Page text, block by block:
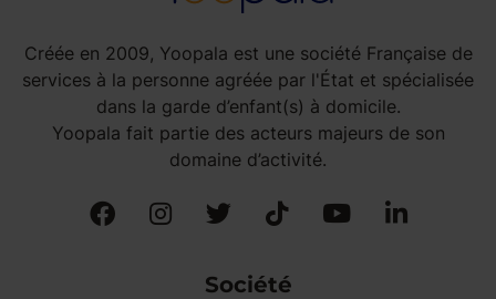
Créée en 2009, Yoopala est une société Française de
services à la personne agréée par l'État et spécialisée
dans la garde d’enfant(s) à domicile.
Yoopala fait partie des acteurs majeurs de son
domaine d’activité.
Société